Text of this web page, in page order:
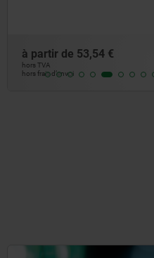
à partir de 53,54 €
hors TVA
hors frais d’envoi